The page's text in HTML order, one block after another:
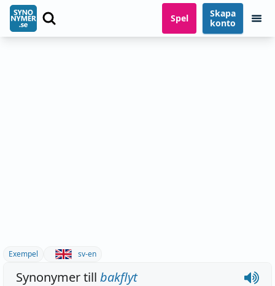
Spel
Skapa
konto
Exempel sv-en
Synonymer till bakflyt